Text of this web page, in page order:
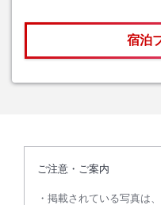
宿泊
ご注意・ご案内
掲載されている写真は